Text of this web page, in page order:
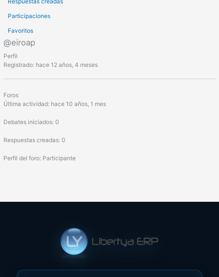
Participaciones
Favoritos
@eiroap
Perfil
Registrado: hace 12 años, 4 meses
Foros
Última actividad: hace 10 años, 1 mes
Debates iniciados: 0
Respuestas creadas: 0
Perfil del foro: Participante